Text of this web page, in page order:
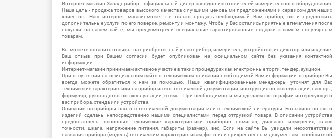
Интернет магазин Западприбор - официальный дилер заводов изготовителей измерительного оборудования.
Наша цель - продажа товаров высокого качества с лучшими ценовыми предложениями и сервисом для наших
клиентов. Наш интернет магазинможет не только продать необходимый Вам прибор, но и предложить
дополнительные услуги по его поверке, ремонту и монтажу. Чтобы у Вас остались приятные впечатления после
покупки на нашем сайте, мы предусмотрели специальные гарантированные подарки к самым популярным
товарам.
Вы можете оставить отзывы на приобретенный у нас прибор, измеритель, устройство, индикатор или изделие.
Ваш отзыв при Вашем согласии будет опубликован на официальном сайте без указания контактной
информации.
Интернет-магазин принимаем активное участие в таких процедурах как электронные торги, тендер, аукцион.
При отсутствии на официальном сайте в техническом описании необходимой Вам информации о приборе Вы
всегда можете обратиться к нам за помощью. Наши квалифицированные менеджеры уточнят для Вас
технические характеристики на прибор из его технической документации: инструкция по эксплуатации, паспорт,
формуляр, руководство по эксплуатации, схемы. При необходимости мы сделаем фотографии интересующего
вас прибора, стенда или устройства.
Описание на приборы взято с технической документации или с технической литературы. Большинство фото
изделий сделаны непосредственно нашими специалистами перед отгрузкой товара. В описании устройства
предоставлены основные технические характеристики приборов: номинал, диапазон измерения, класс
точности, шкала, напряжение питания, габариты (размер), вес. Если на сайте Вы увидели несоответствие
названия прибора (модель) техническим характеристикам, фото или прикрепленным документам - сообщите об